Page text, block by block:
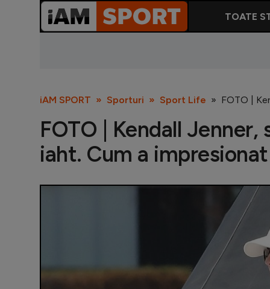
TOATE
iAM SPORT Sporturi Sport Life FOTO |
FOTO | Kendall
iaht. Cum a